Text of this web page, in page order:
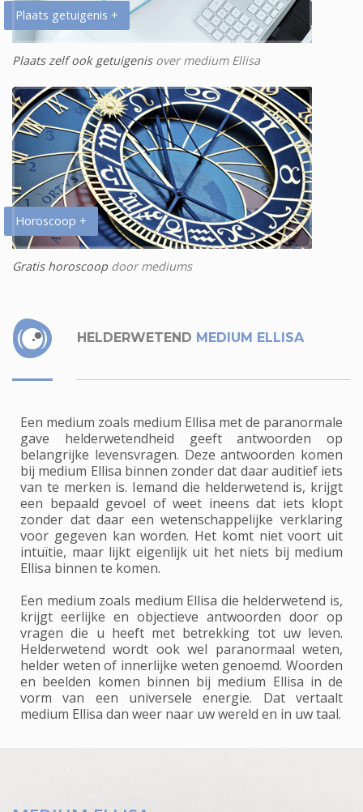
Plaats getuigenis +
Plaats zelf ook getuigenisover medium Ellisa
Horoscoop +
Gratis horoscoopdoor mediums
HELDERWETEND MEDIUM ELLISA
Een medium zoals medium Ellisa met de paranormale
gave helderwetendheid geeft antwoorden op
belangrijke levensvragen. Deze antwoorden komen
bij medium Ellisa binnen zonder dat daar auditief iets
van te merken is. Iemand die helderwetend is, krijgt
een bepaald gevoel of weet ineens dat iets klopt
zonder dat daar een wetenschappelijke verklaring
voor gegeven kan worden. Het komt niet voort uit
intuïtie, maar lijkt eigenlijk uit het niets bij medium
Ellisa binnen te komen.
Een medium zoals medium Ellisa die helderwetend is,
krijgt eerlijke en objectieve antwoorden door op
vragen die u heeft met betrekking tot uw leven.
Helderwetend wordt ook wel paranormaal weten,
helder weten of innerlijke weten genoemd. Woorden
en beelden komen binnen bij medium Ellisa in de
vorm van een universele energie. Dat vertaalt
medium Ellisa dan weer naar uw wereld en in uw taal.